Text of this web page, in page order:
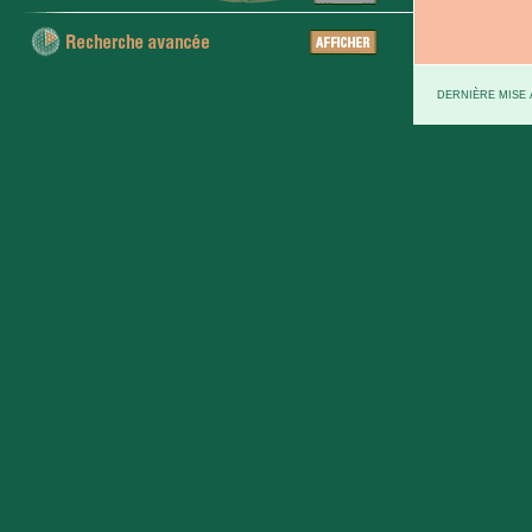
DERNIÈRE MISE